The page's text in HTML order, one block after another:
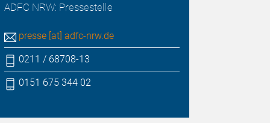
ADFC NRW: Pressestelle
presse [at] adfc-nrw.de
0211 / 68708-13
0151 675 344 02